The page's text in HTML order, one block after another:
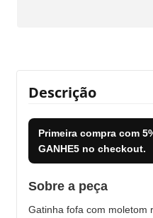
Descrição
Primeira compra com
GANHE5 no checkout.
Sobre a peça
Gatinha fofa com moletom